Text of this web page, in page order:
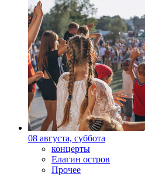
08 августа, суббота
концерты
Елагин остров
Прочее